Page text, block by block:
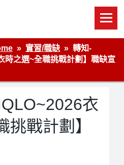
實習/職缺
轉知-
時之選~全職挑戰計劃】職缺宣
衣
挑戰計劃】